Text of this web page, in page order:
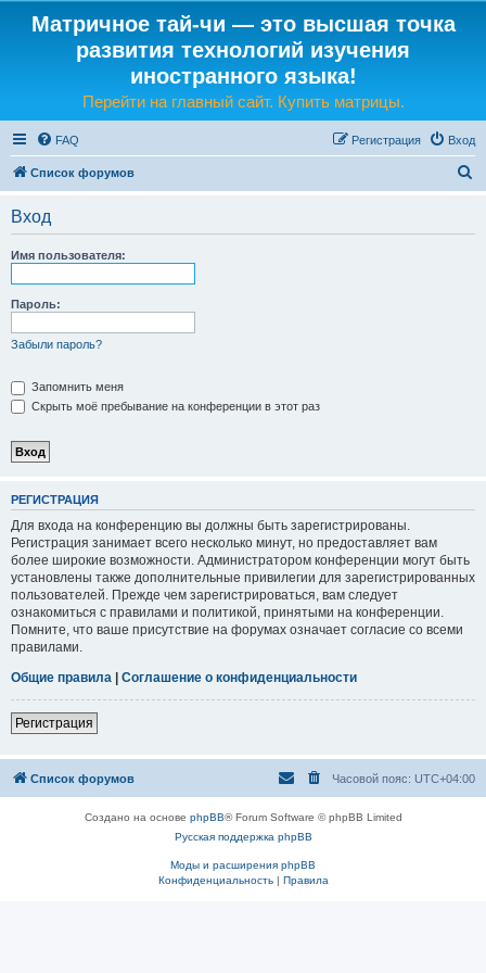
Матричное тай-чи — это высшая точка
развития технологий изучения
иностранного языка!
Перейти на главный сайт. Купить матрицы.
FAQ Вход
Регистрация
Список форумов
Вход
Имя пользователя:
Пароль:
Забыли пароль?
Запомнить меня
Скрыть моё пребывание на конференции в этот раз
РЕГИСТРАЦИЯ
Для входа на конференцию вы должны быть зарегистрированы.
Регистрация занимает всего несколько минут, но предоставляет вам
более широкие возможности. Администратором конференции могут быть
установлены также дополнительные привилегии для зарегистрированных
пользователей. Прежде чем зарегистрироваться, вам следует
ознакомиться с правилами и политикой, принятыми на конференции.
Помните, что ваше присутствие на форумах означает согласие со всеми
правилами.
Общие правила | Соглашение о конфиденциальности
Регистрация
Список форумов Часовой пояс: UTC+04:00
Создано на основе phpBB® Forum Software © phpBB Limited
Русская поддержка phpBB
Моды и расширения phpBB
Конфиденциальность| Правила